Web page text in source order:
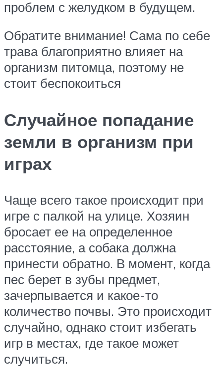
проблем с желудком в будущем.
Обратите внимание! Сама по себе
трава благоприятно влияет на
организм питомца, поэтому не
стоит беспокоиться
Случайное попадание
земли в организм при
играх
Чаще всего такое происходит при
игре с палкой на улице. Хозяин
бросает ее на определенное
расстояние, а собака должна
принести обратно. В момент, когда
пес берет в зубы предмет,
зачерпывается и какое-то
количество почвы. Это происходит
случайно, однако стоит избегать
игр в местах, где такое может
случиться.